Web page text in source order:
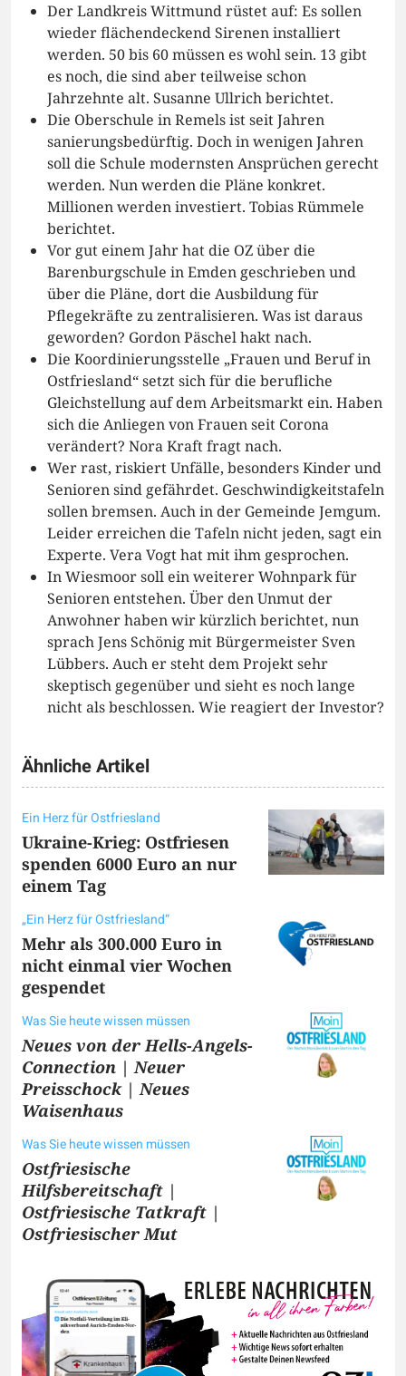
Der Landkreis Wittmund rüstet auf: Es sollen
wieder flächendeckend Sirenen installiert
werden. 50 bis 60 müssen es wohl sein. 13 gibt
es noch, die sind aber teilweise schon
Jahrzehnte alt. Susanne Ullrich berichtet.
Die Oberschule in Remels ist seit Jahren
sanierungsbedürftig. Doch in wenigen Jahren
soll die Schule modernsten Ansprüchen gerecht
werden. Nun werden die Pläne konkret.
Millionen werden investiert. Tobias Rümmele
berichtet.
Vor gut einem Jahr hat die OZ über die
Barenburgschule in Emden geschrieben und
über die Pläne, dort die Ausbildung für
Pflegekräfte zu zentralisieren. Was ist daraus
geworden? Gordon Päschel hakt nach.
Die Koordinierungsstelle „Frauen und Beruf in
Ostfriesland“ setzt sich für die berufliche
Gleichstellung auf dem Arbeitsmarkt ein. Haben
sich die Anliegen von Frauen seit Corona
verändert? Nora Kraft fragt nach.
Wer rast, riskiert Unfälle, besonders Kinder und
Senioren sind gefährdet. Geschwindigkeitstafeln
sollen bremsen. Auch in der Gemeinde Jemgum.
Leider erreichen die Tafeln nicht jeden, sagt ein
Experte. Vera Vogt hat mit ihm gesprochen.
In Wiesmoor soll ein weiterer Wohnpark für
Senioren entstehen. Über den Unmut der
Anwohner haben wir kürzlich berichtet, nun
sprach Jens Schönig mit Bürgermeister Sven
Lübbers. Auch er steht dem Projekt sehr
skeptisch gegenüber und sieht es noch lange
nicht als beschlossen. Wie reagiert der Investor?
Ähnliche Artikel
Ein Herz für Ostfriesland
Ukraine-Krieg: Ostfriesen
spenden 6000 Euro an nur
einem Tag
„Ein Herz für Ostfriesland“
Mehr als 300.000 Euro in
nicht einmal vier Wochen
gespendet
Was Sie heute wissen müssen
Neues von der Hells-Angels-
Connection | Neuer
Preisschock | Neues
Waisenhaus
Was Sie heute wissen müssen
Ostfriesische
Hilfsbereitschaft |
Ostfriesische Tatkraft |
Ostfriesischer Mut